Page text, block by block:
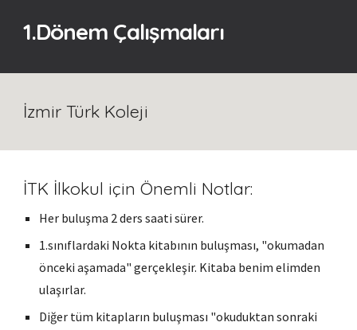
1.Dönem Çalışmaları
İzmir Türk Koleji
İTK İlkokul için Önemli Notlar:
Her buluşma 2 ders saati sürer.
1.sınıflardaki Nokta kitabının buluşması, "okumadan
önceki aşamada" gerçekleşir. Kitaba benim elimden
ulaşırlar.
Diğer tüm kitapların buluşması "okuduktan sonraki